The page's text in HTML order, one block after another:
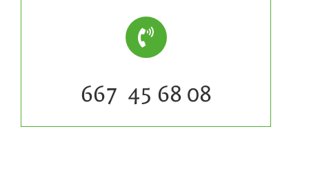
667 45 68 08